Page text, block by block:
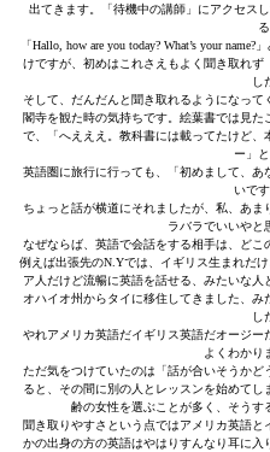
出てきます。「待機中の講師」にアクセス
る
「Hallo, how are you today? What’s your
けですが、初めはこれさえもよく聞き取れ
し
そして、だんだんと聞き取れるようになっ
閣寺を観た時の気持ちです。絵葉書では見
で、「へえええ。教科書には載ってたけど
ー」と
英語圏に旅行に行っても、「初めまして、
いで
ちょっと話が横道にそれましたが、私、あ
ラバラでいいやと
なぜならば、英語で会話をする相手は、どこ
例えば出張先のN.Yでは、イギリス生まれだ
ア人だけど流暢に英語を話せる、みたいな
オハイオ州からタイに移住してきました、
し
やれアメリカ英語だイギリス英語だオージ
よくわかり
ただ気をつけていたのは「話が合いそうか
ると、その間に別の人とレッスンを始めて
齢の女性を選ぶことが多く、そうす
聞き取りやすさという点ではアメリカ英語
かの出身の方の英語はやはりすんなり耳に